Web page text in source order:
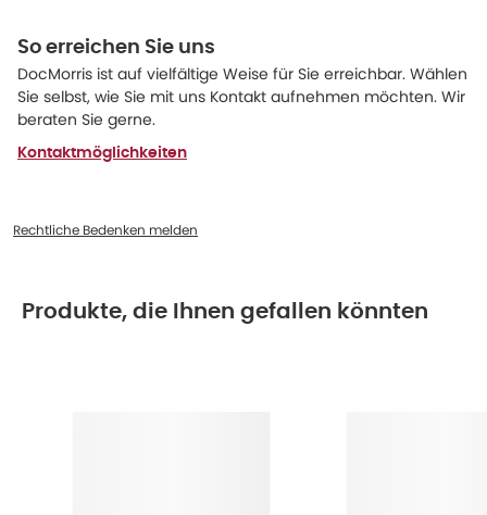
So erreichen Sie uns
DocMorris ist auf vielfältige Weise für Sie erreichbar. Wählen
Sie selbst, wie Sie mit uns Kontakt aufnehmen möchten. Wir
beraten Sie gerne.
Kontaktmöglichkeiten
Rechtliche Bedenken melden
Produkte, die Ihnen gefallen könnten